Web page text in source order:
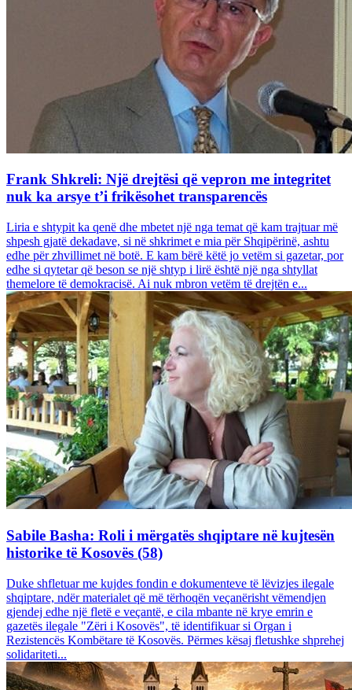
Frank Shkreli: Një drejtësi që vepron me integritet
nuk ka arsye t’i frikësohet transparencës
Liria e shtypit ka qenë dhe mbetet një nga temat që kam trajtuar më
shpesh gjatë dekadave, si në shkrimet e mia për Shqipërinë, ashtu
edhe për zhvillimet në botë. E kam bërë këtë jo vetëm si gazetar, por
edhe si qytetar që beson se një shtyp i lirë është një nga shtyllat
themelore të demokracisë. Ai nuk mbron vetëm të drejtën e...
Sabile Basha: Roli i mërgatës shqiptare në kujtesën
historike të Kosovës (58)
Duke shfletuar me kujdes fondin e dokumenteve të lëvizjes ilegale
shqiptare, ndër materialet që më tërhoqën veçanërisht vëmendjen
gjendej edhe një fletë e veçantë, e cila mbante në krye emrin e
gazetës ilegale "Zëri i Kosovës", të identifikuar si Organ i
Rezistencës Kombëtare të Kosovës. Përmes kësaj fletushke shprehej
solidariteti...